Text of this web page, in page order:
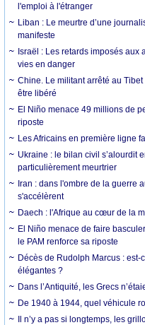
l'emploi à l'étranger
Liban : Le meurtre d’une
manifeste
Israël : Les retards imposés aux
vies en danger
Chine. Le militant arrêté au
être libéré
El Niño menace 49 millions de
riposte
Les Africains en première ligne
Ukraine : le bilan civil s’alourdit
particulièrement meurtrier
Iran : dans l'ombre de la guerre
s'accélèrent
Daech : l'Afrique au cœur de la
El Niño menace de faire
le PAM renforce sa riposte
Décès de Rudolph Marcus :
élégantes ?
Dans l’Antiquité, les Grecs
De 1940 à 1944, quel véhicule
Il n’y a pas si longtemps, les